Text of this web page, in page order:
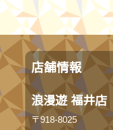
店舗情報
浪漫遊 福井店
〒918-8025